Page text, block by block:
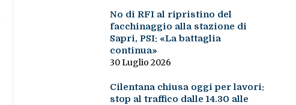
No di RFI al ripristino del
facchinaggio alla stazione di
Sapri, PSI: «La battaglia
continua»
30 Luglio 2026
Cilentana chiusa oggi per lavori:
stop al traffico dalle 14.30 alle